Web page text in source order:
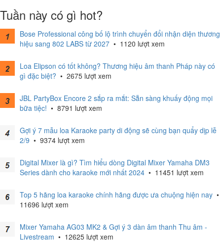
Tuần này có gì hot?
Bose Professional công bố lộ trình chuyển đổi nhận diện thương
hiệu sang 802 LABS từ 2027 • 1120 lượt xem
Loa Elipson có tốt không? Thương hiệu âm thanh Pháp này có
gì đặc biệt? • 2675 lượt xem
JBL PartyBox Encore 2 sắp ra mắt: Sẵn sàng khuấy động mọi
bữa tiệc! • 8791 lượt xem
Gợi ý 7 mẫu loa Karaoke party di động sẽ cùng bạn quẩy dịp lễ
2/9 • 9374 lượt xem
Digital Mixer là gì? Tìm hiểu dòng Digital Mixer Yamaha DM3
Series dành cho karaoke mới nhất 2024 • 11451 lượt xem
Top 5 hãng loa karaoke chính hãng được ưa chuộng hiện nay •
11696 lượt xem
Mixer Yamaha AG03 MK2 & Gợi ý 3 dàn âm thanh Thu âm -
Livestream • 12625 lượt xem